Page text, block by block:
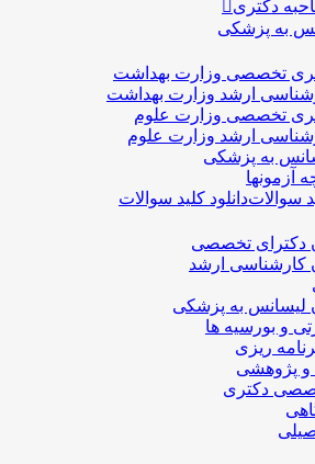
دکتری
به پزشکی
تخصصی وزارت بهداشت
ارشد وزارت بهداشت
تخصصی وزارت علوم
ارشد وزارت علوم
به پزشکی
آزمونها
دانلود کلید سوالات
دکترای تخصصی
کارشناسی ارشد
لیسانس به پزشکی
و بورسیه ها
ریزی
و پژوهشی
دکتری